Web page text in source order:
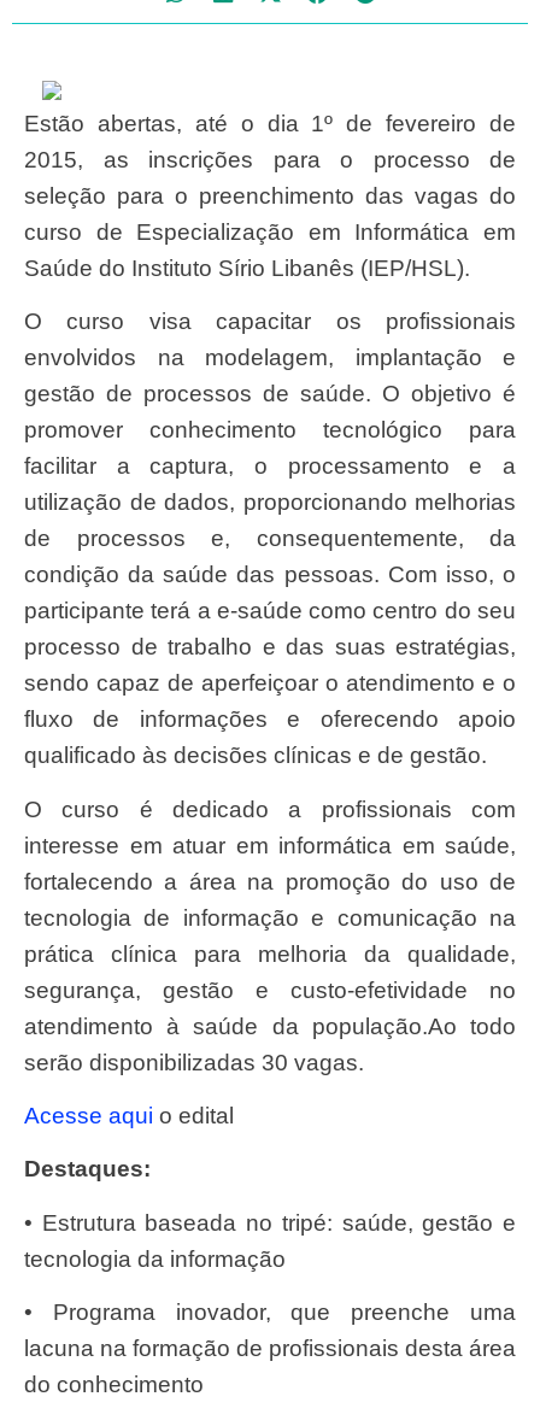
Estão abertas, até o dia 1º de fevereiro de
2015, as inscrições para o processo de
seleção para o preenchimento das vagas do
curso de Especialização em Informática em
Saúde do Instituto Sírio Libanês (IEP/HSL).
O curso visa capacitar os profissionais
envolvidos na modelagem, implantação e
gestão de processos de saúde. O objetivo é
promover conhecimento tecnológico para
facilitar a captura, o processamento e a
utilização de dados, proporcionando melhorias
de processos e, consequentemente, da
condição da saúde das pessoas. Com isso, o
participante terá a e-saúde como centro do seu
processo de trabalho e das suas estratégias,
sendo capaz de aperfeiçoar o atendimento e o
fluxo de informações e oferecendo apoio
qualificado às decisões clínicas e de gestão.
O curso é dedicado a profissionais com
interesse em atuar em informática em saúde,
fortalecendo a área na promoção do uso de
tecnologia de informação e comunicação na
prática clínica para melhoria da qualidade,
segurança, gestão e custo-efetividade no
atendimento à saúde da população.Ao todo
serão disponibilizadas 30 vagas.
Acesse aqui o edital
Destaques:
• Estrutura baseada no tripé: saúde, gestão e
tecnologia da informação
• Programa inovador, que preenche uma
lacuna na formação de profissionais desta área
do conhecimento